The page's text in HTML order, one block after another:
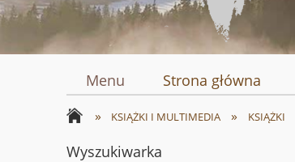
Menu Strona główna
» KSIĄŻKI I MULTIMEDIA » KSIĄŻKI
Wyszukiwarka